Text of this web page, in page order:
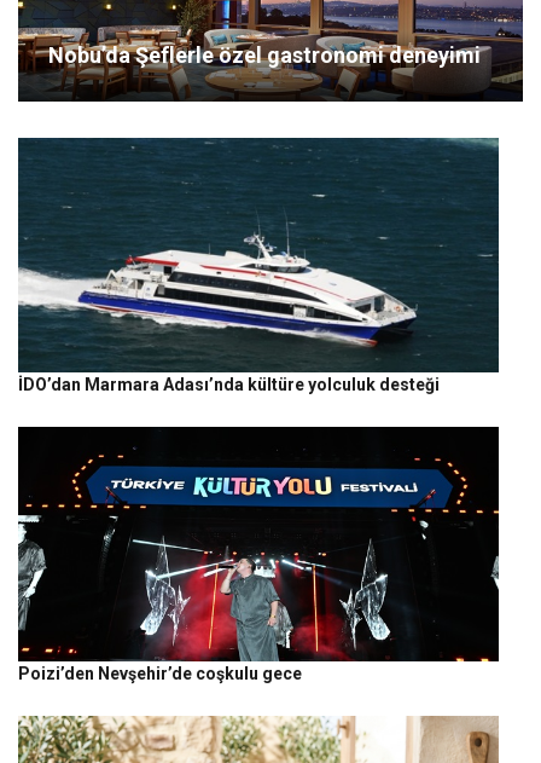
Nobu’da Şeflerle özel gastronomi deneyimi
İDO’dan Marmara Adası’nda kültüre yolculuk desteği
Poizi’den Nevşehir’de coşkulu gece